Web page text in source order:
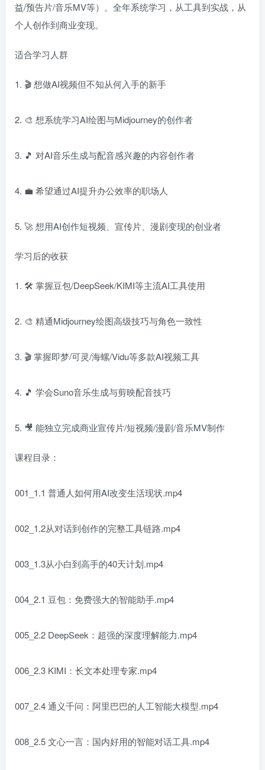
益/预告片/音乐MV等）。全年系统学习，从工具到实战，从
个人创作到商业变现。
适合学习人群
1. 🎬 想做AI视频但不知从何入手的新手
2. 🎨 想系统学习AI绘图与Midjourney的创作者
3. 🎵 对AI音乐生成与配音感兴趣的内容创作者
4. 💼 希望通过AI提升办公效率的职场人
5. 🚀 想用AI创作短视频、宣传片、漫剧变现的创业者
学习后的收获
1. 🛠️ 掌握豆包/DeepSeek/KIMI等主流AI工具使用
2. 🎨 精通Midjourney绘图高级技巧与角色一致性
3. 🎬 掌握即梦/可灵/海螺/Vidu等多款AI视频工具
4. 🎵 学会Suno音乐生成与剪映配音技巧
5. 🎥 能独立完成商业宣传片/短视频/漫剧/音乐MV制作
课程目录：
001_1.1 普通人如何用AI改变生活现状.mp4
002_1.2从对话到创作的完整工具链路.mp4
003_1.3从小白到高手的40天计划.mp4
004_2.1 豆包：免费强大的智能助手.mp4
005_2.2 DeepSeek：超强的深度理解能力.mp4
006_2.3 KIMI：长文本处理专家.mp4
007_2.4 通义千问：阿里巴巴的人工智能大模型.mp4
008_2.5 文心一言：国内好用的智能对话工具.mp4